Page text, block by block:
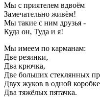
Мы с приятелем вдвоём
Замечательно живём!
Мы такие с ним друзья -
Куда он, Туда и я!
Мы имеем по карманам:
Две резинки,
Два крючка,
Две больших стеклянных
Двух жуков в одной
Два тяжёлых пятачка.